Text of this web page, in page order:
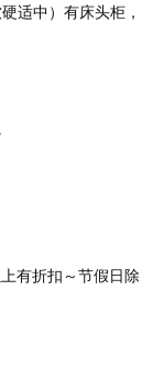
适中）有床头柜，
有折扣～节假日除